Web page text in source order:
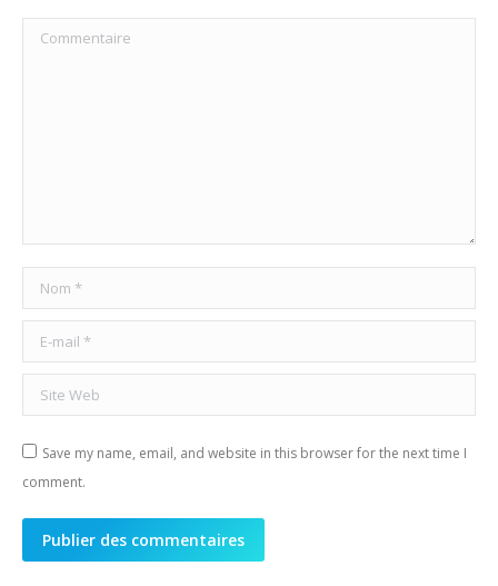
Commentaire
Nom *
E-mail *
Site Web
Save my name, email, and website in this browser for the next time I
comment.
Publier des commentaires